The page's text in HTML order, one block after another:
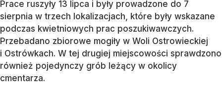
Prace ruszyły 13 lipca i były prowadzone do 7
sierpnia w trzech lokalizacjach, które były wskazane
podczas kwietniowych prac poszukiwawczych.
Przebadano zbiorowe mogiły w Woli Ostrowieckiej
i Ostrówkach. W tej drugiej miejscowości sprawdzono
również pojedynczy grób leżący w okolicy
cmentarza.